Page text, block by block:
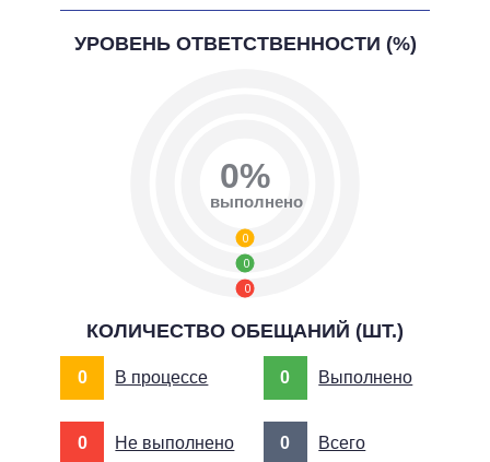
УРОВЕНЬ ОТВЕТСТВЕННОСТИ (%)
0
0
0
0%
выполнено
КОЛИЧЕСТВО ОБЕЩАНИЙ (ШТ.)
0 В процессе 0 Выполнено
0 Не выполнено 0 Всего